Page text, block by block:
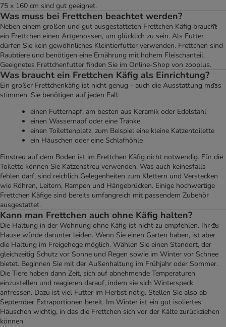
75 x 160 cm sind gut geeignet.
Was muss bei Frettchen beachtet werden?
Neben einem großen und gut ausgestatteten Frettchen Käfig braucht
ein Frettchen einen Artgenossen, um glücklich zu sein. Als Futter
dürfen Sie kein gewöhnliches Kleintierfutter verwenden. Frettchen sind
Raubtiere und benötigen eine Ernährung mit hohem Fleischanteil.
Geeignetes Frettchenfutter finden Sie im Online-Shop von zooplus.
Was braucht ein Frettchen Käfig als Einrichtung?
Ein großer Frettchenkäfig ist nicht genug - auch die Ausstattung muss
stimmen. Sie benötigen auf jeden Fall:
einen Futternapf, am besten aus Keramik oder Edelstahl
einen Wassernapf oder eine Tränke
einen Toilettenplatz, zum Beispiel eine kleine Katzentoilette
ein Häuschen oder eine Schlafhöhle
Einstreu auf dem Boden ist im Frettchen Käfig nicht notwendig. Für die
Toilette können Sie Katzenstreu verwenden. Was auch keinesfalls
fehlen darf, sind reichlich Gelegenheiten zum Klettern und Verstecken
wie Röhren, Leitern, Rampen und Hängebrücken. Einige hochwertige
Frettchen Käfige sind bereits umfangreich mit passendem Zubehör
ausgestattet.
Kann man Frettchen auch ohne Käfig halten?
Die Haltung in der Wohnung ohne Käfig ist nicht zu empfehlen. Ihr zu
Hause würde darunter leiden. Wenn Sie einen Garten haben, ist aber
die Haltung im Freigehege möglich. Wählen Sie einen Standort, der
gleichzeitig Schutz vor Sonne und Regen sowie im Winter vor Schnee
bietet. Beginnen Sie mit der Außenhaltung im Frühjahr oder Sommer.
Die Tiere haben dann Zeit, sich auf abnehmende Temperaturen
einzustellen und reagieren darauf, indem sie sich Winterspeck
anfressen. Dazu ist viel Futter im Herbst nötig. Stellen Sie also ab
September Extraportionen bereit. Im Winter ist ein gut isoliertes
Häuschen wichtig, in das die Frettchen sich vor der Kälte zurückziehen
können.